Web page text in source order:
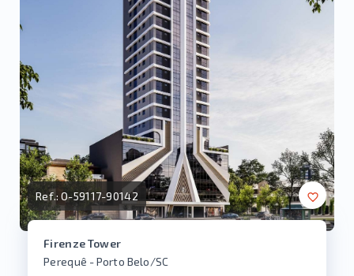
Ref.:O-59117-90142
Firenze Tower
Perequê - Porto Belo/SC